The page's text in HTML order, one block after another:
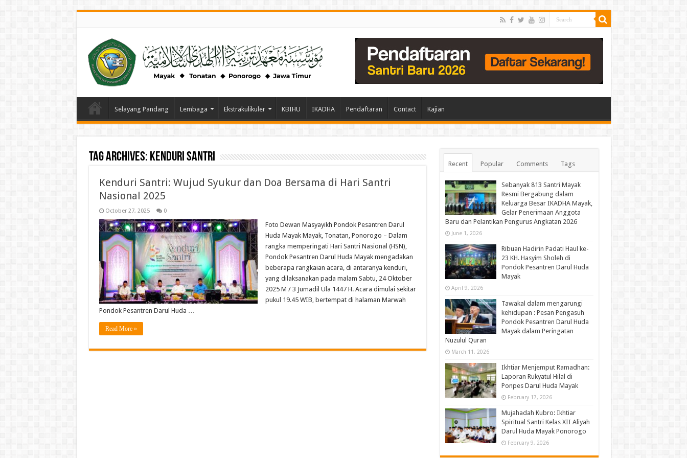
Selayang Pandang Lembaga Ekstrakulikuler KBIHU IKADHA Pendaftaran Contact Kajian
Tag Archives: Kenduri Santri
Kenduri Santri: Wujud Syukur dan Doa Bersama di Hari Santri
Nasional 2025
October 27, 2025 0
Foto Dewan Masyayikh Pondok Pesantren Darul
Huda Mayak Mayak, Tonatan, Ponorogo – Dalam
rangka memperingati Hari Santri Nasional (HSN),
Pondok Pesantren Darul Huda Mayak mengadakan
beberapa rangkaian acara, di antaranya kenduri,
yang dilaksanakan pada malam Sabtu, 24 Oktober
2025 M / 3 Jumadil Ula 1447 H. Acara dimulai sekitar
pukul 19.45 WIB, bertempat di halaman Marwah
Pondok Pesantren Darul Huda …
Read More »
Recent Popular Comments Tags
Sebanyak 813 Santri Mayak
Resmi Bergabung dalam
Keluarga Besar IKADHA Mayak,
Gelar Penerimaan Anggota
Baru dan Pelantikan Pengurus Angkatan 2026
June 1, 2026
Ribuan Hadirin Padati Haul ke-
23 KH. Hasyim Sholeh di
Pondok Pesantren Darul Huda
Mayak
April 9, 2026
Tawakal dalam mengarungi
kehidupan : Pesan Pengasuh
Pondok Pesantren Darul Huda
Mayak dalam Peringatan
Nuzulul Quran
March 11, 2026
Ikhtiar Menjemput Ramadhan:
Laporan Rukyatul Hilal di
Ponpes Darul Huda Mayak
February 17, 2026
Mujahadah Kubro: Ikhtiar
Spiritual Santri Kelas XII Aliyah
Darul Huda Mayak Ponorogo
February 9, 2026